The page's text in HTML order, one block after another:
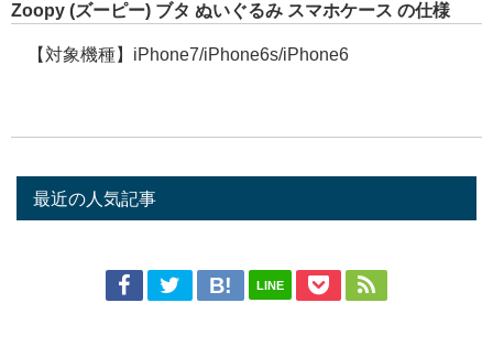
Zoopy (ズーピー) ブタ ぬいぐるみ スマホケース の仕様
【対象機種】iPhone7/iPhone6s/iPhone6
最近の人気記事
LINE